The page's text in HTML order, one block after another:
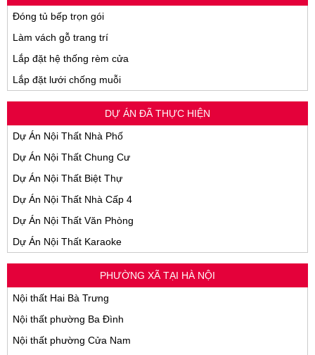
Đóng tủ bếp trọn gói
Làm vách gỗ trang trí
Lắp đặt hệ thống rèm cửa
Lắp đặt lưới chống muỗi
DỰ ÁN ĐÃ THỰC HIỆN
Dự Án Nội Thất Nhà Phố
Dự Án Nội Thất Chung Cư
Dự Án Nội Thất Biệt Thự
Dự Án Nội Thất Nhà Cấp 4
Dự Án Nội Thất Văn Phòng
Dự Án Nội Thất Karaoke
PHƯỜNG XÃ TẠI HÀ NỘI
Nội thất Hai Bà Trưng
Nội thất phường Ba Đình
Nội thất phường Cửa Nam